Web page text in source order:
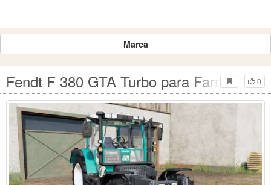
Marca
0
Fendt F 380 GTA Turbo para Farming